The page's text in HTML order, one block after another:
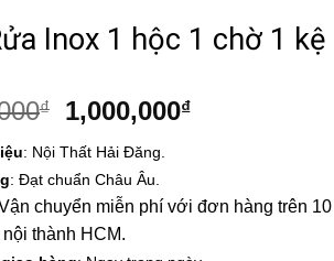
Inox 1 hộc 1 chờ 1 kệ
₫
Giá
là:
1,200,000₫.
1,000,000₫Giá
1,000,000₫.
: Nội Thất Hải Đăng.
: Đạt chuẩn Châu Âu.
chuyển miễn phí với đơn hàng trên 10
thành HCM.